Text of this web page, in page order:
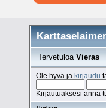
Tervetuloa Vieras
Ole hyvä jakirjaudu
Kirjautuaksesi anna